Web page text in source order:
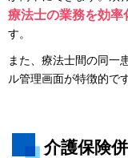
療法士の業務を効率
す。
また、療法士間の同一
ル管理画面が特徴的です
介護保険